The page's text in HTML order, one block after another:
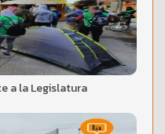
a la Legislatura